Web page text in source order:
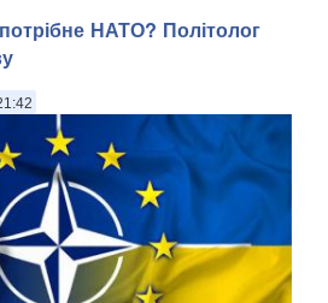
НАТО? Політолог